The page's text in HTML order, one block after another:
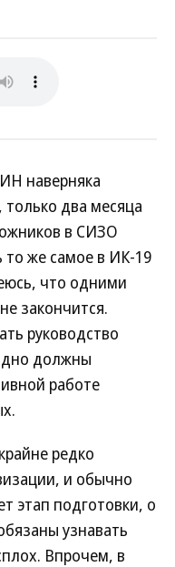
наверняка
два месяца
в СИЗО
то же самое в ИК-19
что одними
закончится.
руководство
должны
работе
редко
и обычно
этап подготовки, о
узнавать
Впрочем, в